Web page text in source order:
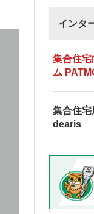
インタ
集合住宅
ム
集合住宅
dearis